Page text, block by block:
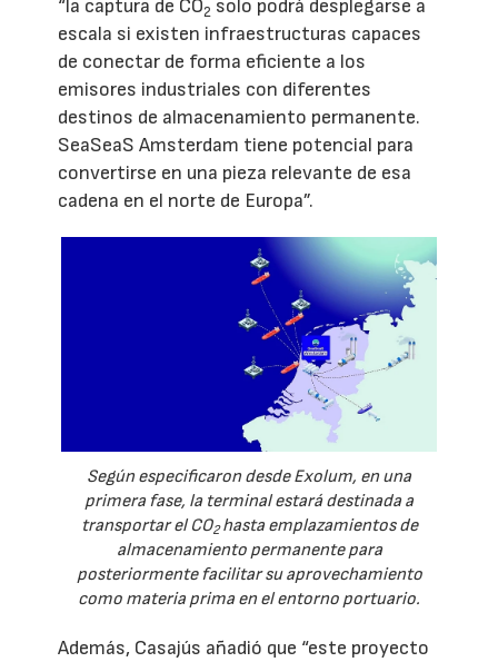
“la captura de CO2 solo podrá desplegarse a
escala si existen infraestructuras capaces
de conectar de forma eficiente a los
emisores industriales con diferentes
destinos de almacenamiento permanente.
SeaSeaS Amsterdam tiene potencial para
convertirse en una pieza relevante de esa
cadena en el norte de Europa”.
Según especificaron desde Exolum, en una
primera fase, la terminal estará destinada a
transportar el CO2hasta emplazamientos de
almacenamiento permanente para
posteriormente facilitar su aprovechamiento
como materia prima en el entorno portuario.
Además, Casajús añadió que “este proyecto